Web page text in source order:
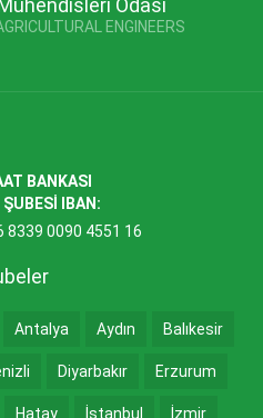
ENGINEERS
BANKASI
IBAN:
8339 0090 4551 16
Antalya Aydın Balıkesir
Diyarbakır Erzurum
Hatay İstanbul İzmir